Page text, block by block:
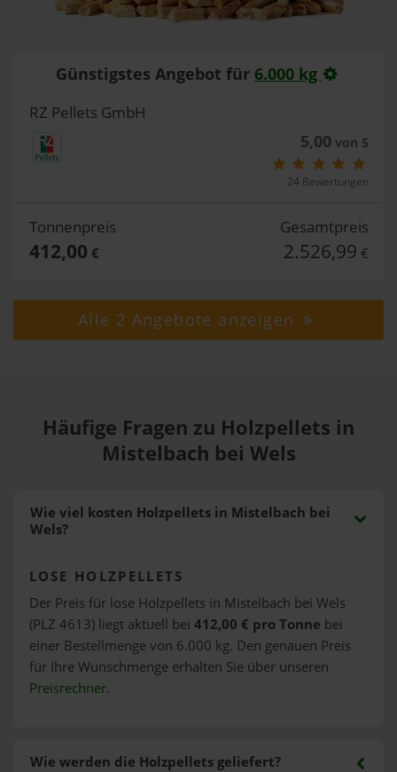
Günstigstes Angebot für 6.000 kg
RZ Pellets GmbH
5,00 von 5
24 Bewertungen
Tonnenpreis
412,00 €
Gesamtpreis
2.526,99 €
Alle 2 Angebote anzeigen
Häufige Fragen zu Holzpellets in
Mistelbach bei Wels
Wie viel kosten Holzpellets in Mistelbach bei
Wels?
LOSE HOLZPELLETS
Der Preis für lose Holzpellets in Mistelbach bei Wels
(PLZ 4613) liegt aktuell bei 412,00 € pro Tonne bei
einer Bestellmenge von 6.000 kg. Den genauen Preis
für Ihre Wunschmenge erhalten Sie über unseren
Preisrechner.
Wie werden die Holzpellets geliefert?